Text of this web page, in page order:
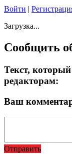
Войти |
Загрузка...
Сообщить
Текст,
редакторам:
Ваш
Отправить